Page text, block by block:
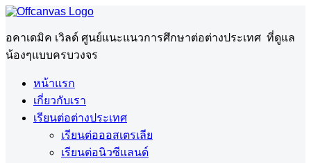
อคาเดมิค เวิลด์ ศูนย์แนะแนวการศึกษาต่อต่างประเทศ ที่ดูแล
น้องๆแบบครบวงจร
หน้าแรก
เกี่ยวกับเรา
เรียนต่อต่างประเทศ
เรียนต่อออสเตรเลีย
เรียนต่อนิวซีแลนด์